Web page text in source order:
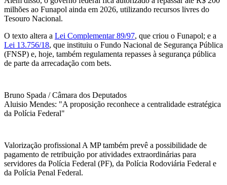
milhões ao Funapol ainda em 2026, utilizando recursos livres do
Tesouro Nacional.
O texto altera a Lei Complementar 89/97, que criou o Funapol; e a
Lei 13.756/18, que instituiu o Fundo Nacional de Segurança Pública
(FNSP) e, hoje, também regulamenta repasses à segurança pública
de parte da arrecadação com bets.
Bruno Spada / Câmara dos Deputados
Aluisio Mendes: "A proposição reconhece a centralidade estratégica
da Polícia Federal"
Valorização profissional A MP também prevê a possibilidade de
pagamento de retribuição por atividades extraordinárias para
servidores da Polícia Federal (PF), da Polícia Rodoviária Federal e
da Polícia Penal Federal.